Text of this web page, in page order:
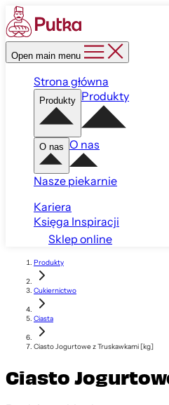
Open main menu
Strona główna
Produkty Produkty
O nas O nas
Nasze piekarnie
Kariera
Księga Inspiracji
Sklep online
Produkty
Cukiernictwo
Ciasta
Ciasto Jogurtowe z Truskawkami [kg]
Ciasto